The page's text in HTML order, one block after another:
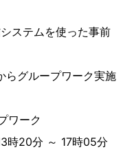
ステムを使った事前
ープワーク実施
ーク
分 ～ 17時05分